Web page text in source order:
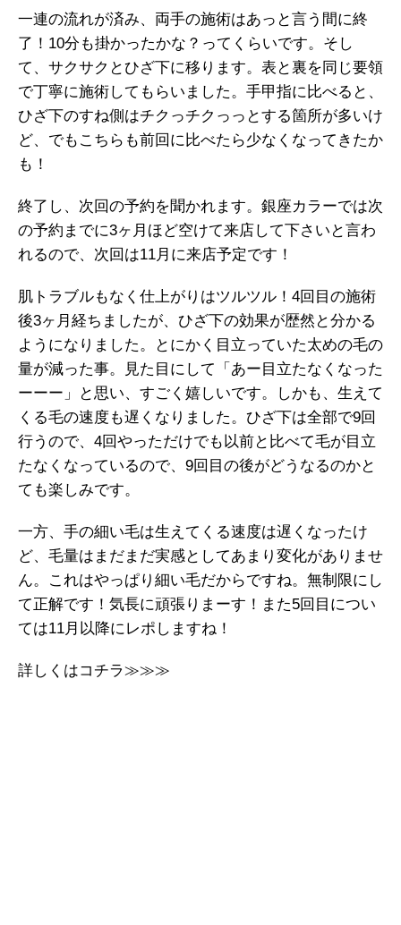
一連の流れが済み、両手の施術はあっと言う間に終
了！10分も掛かったかな？ってくらいです。そし
て、サクサクとひざ下に移ります。表と裏を同じ要領
で丁寧に施術してもらいました。手甲指に比べると、
ひざ下のすね側はチクっチクっっとする箇所が多いけ
ど、でもこちらも前回に比べたら少なくなってきたか
も！
終了し、次回の予約を聞かれます。銀座カラーでは次
の予約までに3ヶ月ほど空けて来店して下さいと言わ
れるので、次回は11月に来店予定です！
肌トラブルもなく仕上がりはツルツル！4回目の施術
後3ヶ月経ちましたが、ひざ下の効果が歴然と分かる
ようになりました。とにかく目立っていた太めの毛の
量が減った事。見た目にして「あー目立たなくなった
ーーー」と思い、すごく嬉しいです。しかも、生えて
くる毛の速度も遅くなりました。ひざ下は全部で9回
行うので、4回やっただけでも以前と比べて毛が目立
たなくなっているので、9回目の後がどうなるのかと
ても楽しみです。
一方、手の細い毛は生えてくる速度は遅くなったけ
ど、毛量はまだまだ実感としてあまり変化がありませ
ん。これはやっぱり細い毛だからですね。無制限にし
て正解です！気長に頑張りまーす！また5回目につい
ては11月以降にレポしますね！
詳しくはコチラ≫≫≫